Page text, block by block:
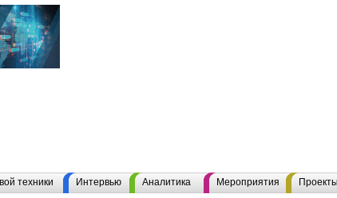
техники Интервью Аналитика Мероприятия Проекты